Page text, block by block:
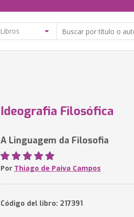
Ideografia Filosófica
A Linguagem da Filosofia
Por Thiago de Paiva Campos
Código del libro: 217391